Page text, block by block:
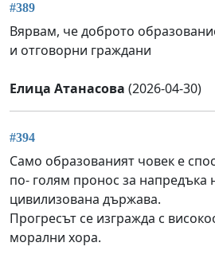
#389
Вярвам, че доброто
и отговорни граждани
Елица Атанасова (2026-04-30)
#394
Само образованият човек е
по- голям пронос за напредъка
цивилизована държава.
Прогресът се изгражда с
морални хора.